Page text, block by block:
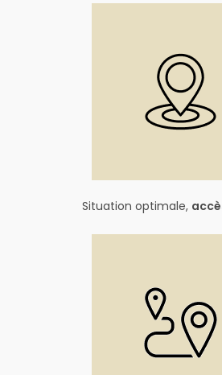
Situation optimale,